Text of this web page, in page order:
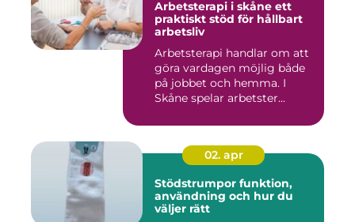
Arbetsterapi i skåne ett
praktiskt stöd för hållbart
arbetsliv
Arbetsterapi handlar om att
göra vardagen möjlig både
på jobbet och hemma. I
Skåne spelar arbetster...
02. apr
Stödstrumpor funktion,
användning och hur du
väljer rätt